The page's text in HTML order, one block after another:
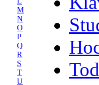
M
N
O
P
Q
R
S
T
U